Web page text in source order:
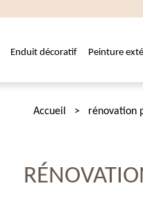
Enduit décoratif Peinture
Accueil rénovation